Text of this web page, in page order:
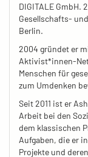
DIGITALE GmbH.
Gesellschafts-
Berlin.
2004 gründet er
Aktivist*innen-
Menschen für
zum Umdenken
Seit 2011 ist er
Arbeit bei den
dem klassischen
Aufgaben, die er
Projekte und